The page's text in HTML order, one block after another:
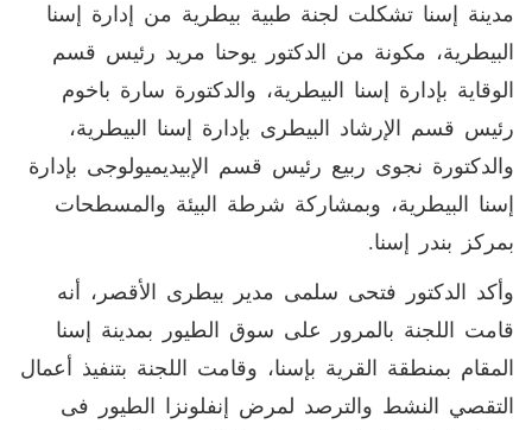
مدينة إسنا تشكلت لجنة طبية بيطرية من إدارة إسنا
البيطرية، مكونة من الدكتور يوحنا مريد رئيس قسم
الوقاية بإدارة إسنا البيطرية، والدكتورة سارة باخوم
رئيس قسم الإرشاد البيطرى بإدارة إسنا البيطرية،
والدكتورة نجوى ربيع رئيس قسم الإبيديميولوجى بإدارة
إسنا البيطرية، وبمشاركة شرطة البيئة والمسطحات
بمركز بندر إسنا.
وأكد الدكتور فتحى سلمى مدير بيطرى الأقصر، أنه
قامت اللجنة بالمرور على سوق الطيور بمدينة إسنا
المقام بمنطقة القرية بإسنا، وقامت اللجنة بتنفيذ أعمال
التقصي النشط والترصد لمرض إنفلونزا الطيور فى